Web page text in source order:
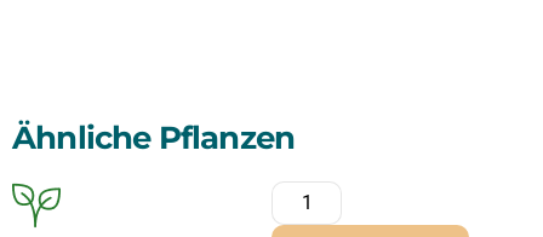
Ähnliche Pflanzen